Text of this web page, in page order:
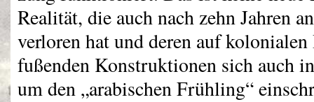
Realität, die auch nach zehn Jahren
verloren hat und deren auf
fußenden Konstruktionen sich auch
um den „arabischen Frühling“